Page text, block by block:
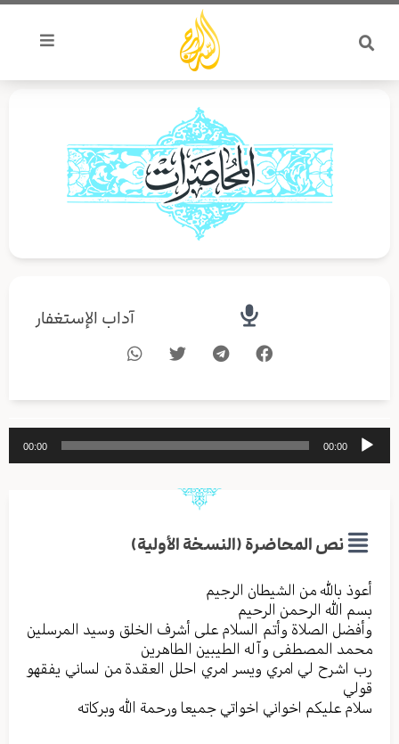
تخطي
المحتوى
آداب الإستغفار
مشغل
الصوت
00:00
00:00
نص المحاضرة (النسخة الأولية)
أعوذ بالله من الشیطان الرجیم
بسم الله الرحمن الرحیم
وأفضل الصلاة وأتم السلام علی أشرف الخلق وسید المرسلین
محمد المصطفی وآله الطیبین الطاهرین
رب اشرح لي امري ویسر امري احلل العقدة من لساني یفقهو
قولي
سلام علیکم اخواني اخواتي جمیعا ورحمة الله وبرکاته